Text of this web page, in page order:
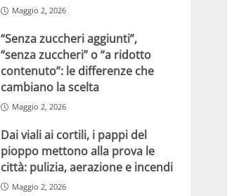
Maggio 2, 2026
“Senza zuccheri aggiunti”,
“senza zuccheri” o “a ridotto
contenuto”: le differenze che
cambiano la scelta
Maggio 2, 2026
Dai viali ai cortili, i pappi del
pioppo mettono alla prova le
città: pulizia, aerazione e incendi
Maggio 2, 2026